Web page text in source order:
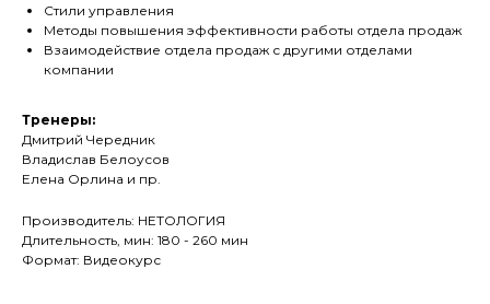
Стили управления
Методы повышения эффективности работы отдела продаж
Взаимодействие отдела продаж с другими отделами
компании
Тренеры:
Дмитрий Чередник
Владислав Белоусов
Елена Орлина и пр.
Производитель: НЕТОЛОГИЯ
Длительность, мин: 180 - 260 мин
Формат: Видеокурс